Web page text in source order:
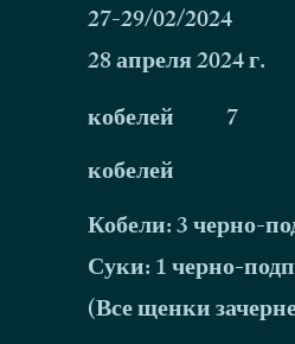
27-29/02/2024
28 апреля 2024 г.
кобелей
7
кобелей
Кобели: 3 черно-
Суки: 1 черно-
(Все щенки